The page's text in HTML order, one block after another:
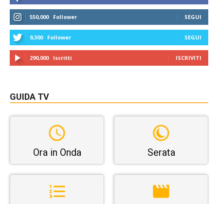
550,000 Follower SEGUI
9,300 Follower SEGUI
290,000 Iscritti ISCRIVITI
GUIDA TV
Ora in Onda Serata